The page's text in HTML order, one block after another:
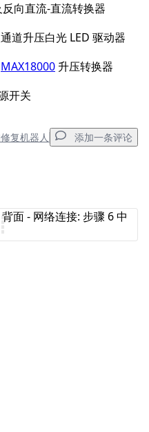
向直流-直流转换器
道升压白光 LED 驱动器
MAX18000 升压转换器
开关
复机器人 添加一条评论
评论